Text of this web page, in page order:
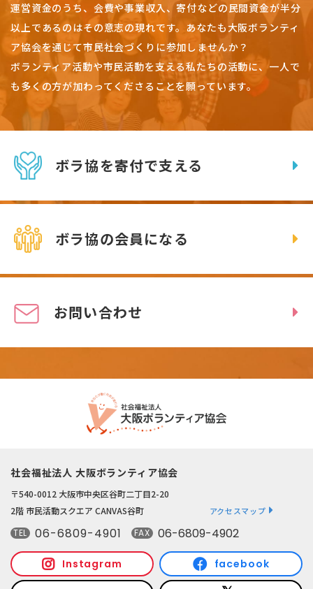
運営資金のうち、会費や事業収入、寄付などの民間資金が半分
以上であるのはその意志の現れです。 あなたも大阪ボランティ
ア協会を通じて市民社会づくりに参加しませんか？
ボランティア活動や市民活動を支える私たちの活動に、一人で
も多くの方が加わってくださることを願っています。
ボラ協を寄付で支える
ボラ協の会員になる
お問い合わせ
社会福祉法人 大阪ボランティア協会
〒540-0012 大阪市中央区谷町二丁目2-20
2階 市民活動スクエア CANVAS谷町
アクセスマップ
TEL 06-6809-4901 FAX 06-6809-4902
Instagram facebook